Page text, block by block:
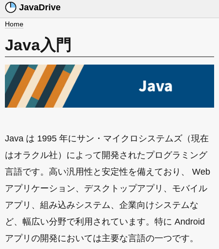
JavaDrive
Home
Java入門
Java は 1995 年にサン・マイクロシステムズ（現在
はオラクル社）によって開発されたプログラミング
言語です。高い汎用性と安定性を備えており、 Web
アプリケーション、デスクトップアプリ、モバイル
アプリ、組み込みシステム、企業向けシステムな
ど、幅広い分野で利用されています。特に Android
アプリの開発においては主要な言語の一つです。